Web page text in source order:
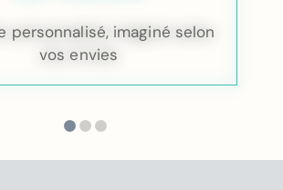
personnalisé, imaginé selon
vos envies